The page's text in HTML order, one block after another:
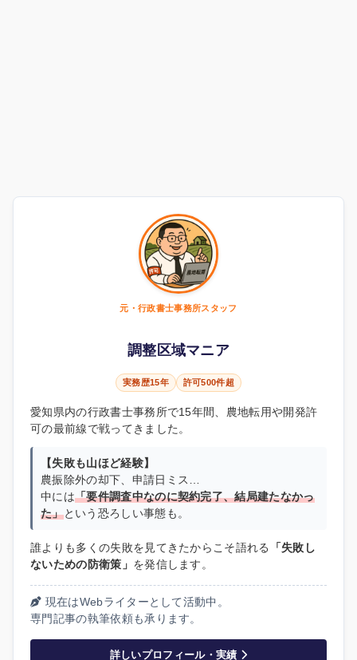
元・行政書士事務所スタッフ
調整区域マニア
実務歴15年 許可500件超
愛知県内の行政書士事務所で15年間、農地転用や開発許
可の最前線で戦ってきました。
【失敗も山ほど経験】
農振除外の却下、申請日ミス…
中には「要件調査中なのに契約完了、結局建たなかっ
た」という恐ろしい事態も。
誰よりも多くの失敗を見てきたからこそ語れる
「失敗し
ないための防衛策」 を発信します。
現在はWebライターとして活動中。
専門記事の執筆依頼も承ります。
詳しいプロフィール・実績